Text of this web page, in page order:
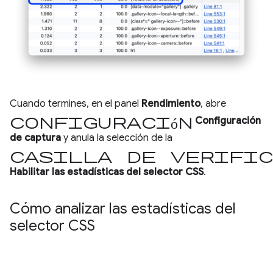
Cuando termines, en el panel Rendimiento, abre
Configuración Configuración
de captura y anula la selección de la
casilla de
Habilitar las estadísticas del selector CSS.
Cómo analizar las estadísticas del
selector CSS